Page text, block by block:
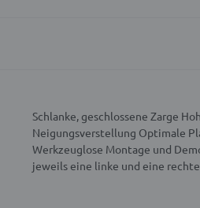
Schlanke, geschlossene Zarge
Neigungsverstellung Optimale
Werkzeuglose Montage und
jeweils eine linke und eine